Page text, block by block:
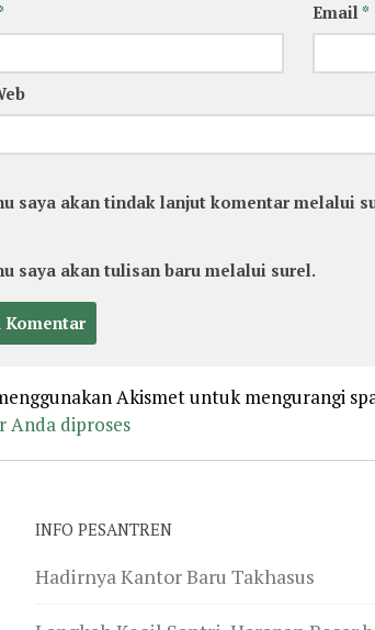
Email *
saya akan tindak lanjut komentar melalui
saya akan tulisan baru melalui surel.
Akismet untuk mengurangi
Anda diproses
INFO PESANTREN
Hadirnya Kantor Baru Takhasus